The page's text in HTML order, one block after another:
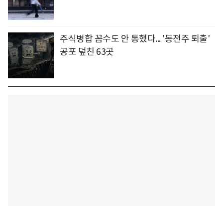
주식병합 꼼수도 안 통했다... '동전주 퇴출'
공포 덮친 63곳